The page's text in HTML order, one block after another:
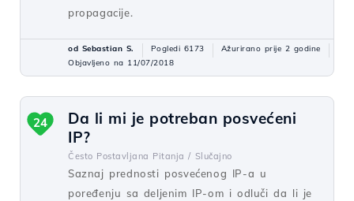
propagacije.
od Sebastian S. Pogledi 6173
Ažurirano prije 2 godine
Objavljeno na 11/07/2018
Da li mi je potreban posvećeni
IP?
Često Postavljana Pitanja / Slučajno
Saznaj prednosti posvećenog IP-a u
poređenju sa deljenim IP-om i odluči da li je
24